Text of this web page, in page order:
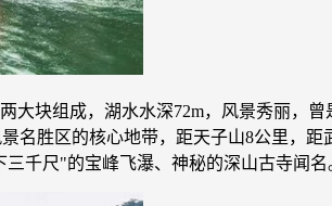
块组成，湖水水深72m，风景秀丽，
名胜区的核心地带，距天子山8公里，
千尺"的宝峰飞瀑、神秘的深山古寺闻名